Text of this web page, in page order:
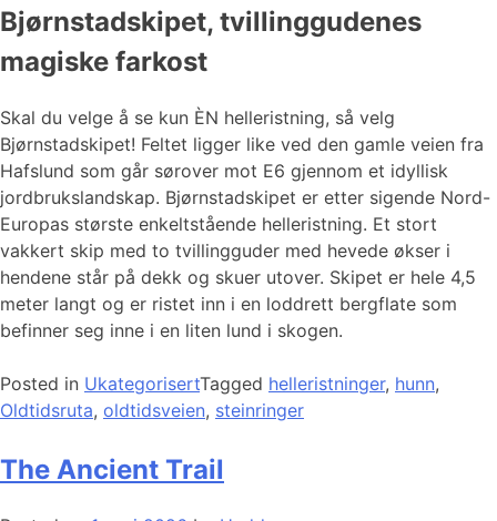
Bjørnstadskipet, tvillinggudenes
magiske farkost
Skal du velge å se kun ÈN helleristning, så velg
Bjørnstadskipet! Feltet ligger like ved den gamle veien fra
Hafslund som går sørover mot E6 gjennom et idyllisk
jordbrukslandskap. Bjørnstadskipet er etter sigende Nord-
Europas største enkeltstående helleristning. Et stort
vakkert skip med to tvillingguder med hevede økser i
hendene står på dekk og skuer utover. Skipet er hele 4,5
meter langt og er ristet inn i en loddrett bergflate som
befinner seg inne i en liten lund i skogen.
Posted in UkategorisertTagged helleristninger, hunn,
Oldtidsruta, oldtidsveien, steinringer
The Ancient Trail